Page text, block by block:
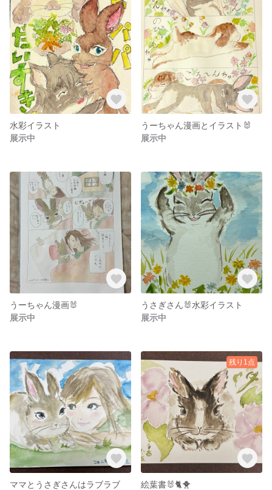
水彩イラスト
展示中
うーちゃん漫画とイラスト🐰
展示中
うーちゃん漫画🐰
展示中
うさぎさん🐰水彩イラスト
展示中
ママとうさぎさんはラブラブ
残り1点
絵葉書🐰🐈🐥